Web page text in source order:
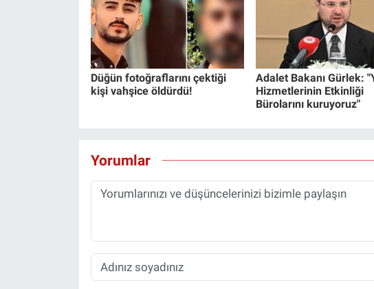
Düğün fotoğraflarını çektiği
kişi vahşice öldürdü!
Adalet Bakanı Gürlek:
Hizmetlerinin Etkinliği
Bürolarını kuruyoruz"
Yorumlar